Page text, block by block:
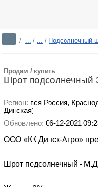
/ ... / ... / Подсолнечный
Продам / купить
Шрот подсолнечный
Регион: вся Россия,
Динская)
Обновлено: 06-12-2021
ООО «КК Динск-Агро»
Шрот подсолнечный -